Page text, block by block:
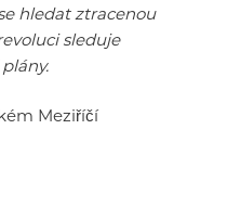
hledat ztracenou
sleduje
Meziříčí